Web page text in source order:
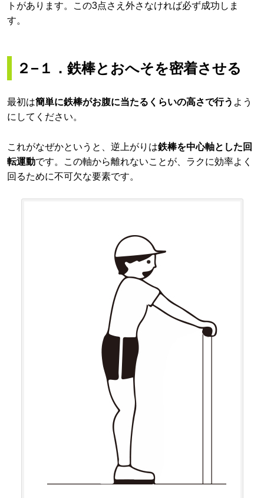
トがあります。この3点さえ外さなければ必ず成功しま
す。
２−１．鉄棒とおへそを密着させる
最初は簡単に鉄棒がお腹に当たるくらいの高さで行う よう
にしてください。
これがなぜかというと、逆上がりは鉄棒を中心軸とした回
転運動です。この軸から離れないことが、ラクに効率よく
回るために不可欠な要素です。